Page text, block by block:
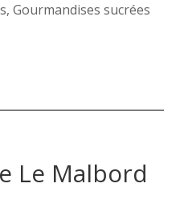
Gourmandises sucrées
Le Malbord